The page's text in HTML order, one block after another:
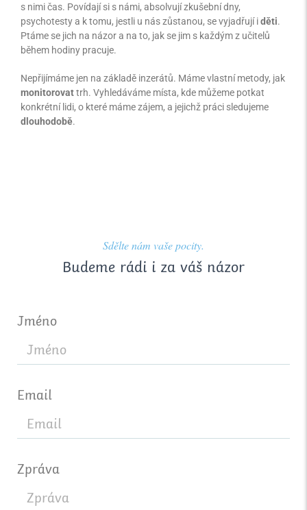
s nimi čas. Povídají si s námi, absolvují zkušební dny,
psychotesty a k tomu, jestli u nás zůstanou, se vyjadřují iděti.
Ptáme se jich na názor a na to, jak se jim s každým z učitelů
během hodiny pracuje.
Nepřijímáme jen na základě inzerátů. Máme vlastní metody, jak
monitorovattrh. Vyhledáváme místa, kde můžeme potkat
konkrétní lidi, o které máme zájem, a jejichž práci sledujeme
dlouhodobě.
Sdělte nám vaše pocity.
Budeme rádi i za váš názor
Jméno
Email
Zpráva